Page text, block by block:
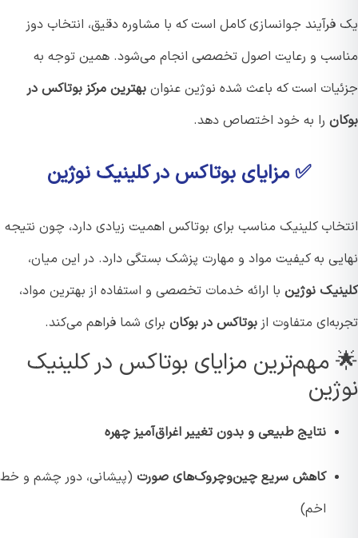
جوانسازی کامل است که با مشاوره دقیق، انتخاب دوز
و رعایت اصول تخصصی انجام می‌شود. همین توجه به
است که باعث شده نوژین عنوانبهترین مرکز بوتاکس در
را به خود اختصاص دهد.
✅ مزایای بوتاکس در کلینیک نوژین
کلینیک مناسب برای بوتاکس اهمیت زیادی دارد، چون نتیجه
به کیفیت مواد و مهارت پزشک بستگی دارد. در این میان،
نوژینبا ارائه خدمات تخصصی و استفاده از بهترین مواد،
متفاوت ازبوتاکس در بوکانبرای شما فراهم می‌کند.
مهم‌ترین مزایای بوتاکس در کلینیک
نتایج طبیعی و بدون تغییر اغراق‌آمیز چهره
کاهش سریع چین‌وچروک‌های صورت(پیشانی، دور چشم و خط
اخم)